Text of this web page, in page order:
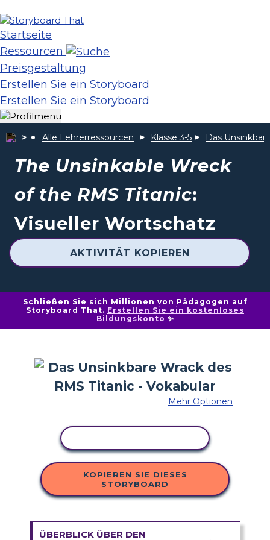
Startseite
Ressourcen
Preisgestaltung
Erstellen Sie ein Storyboard
Erstellen Sie ein Storyboard
Alle Lehrerressourcen Klasse 3-5 Das
The Unsinkable Wreck
of the RMS Titanic:
Visueller Wortschatz
AKTIVITÄT KOPIEREN
Schließen Sie sich Millionen von Pädagogen auf
Storyboard That. Erstellen Sie ein kostenloses
Bildungskonto ✨
Mehr Optionen
KOPIEREN SIE DIESES
STORYBOARD
ÜBERBLICK ÜBER DEN